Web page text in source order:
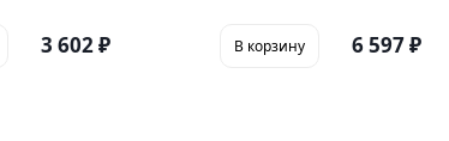
3 602₽ В корзину 6 597₽